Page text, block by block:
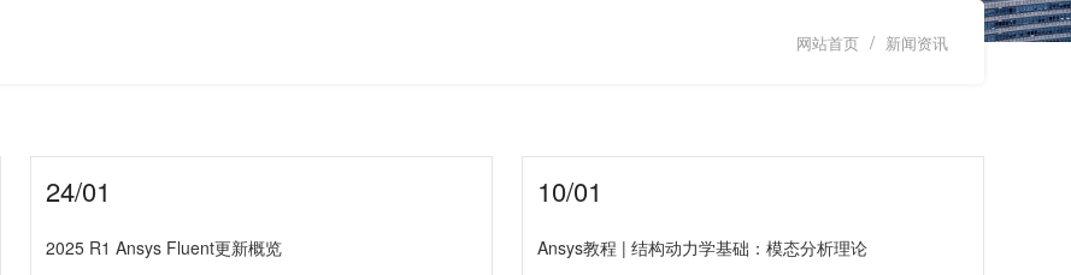
网站首页 / 新闻资讯
24/01
2025 R1 Ansys Fluent更新概览
10/01
Ansys教程 | 结构动力学基础：模态分析理论